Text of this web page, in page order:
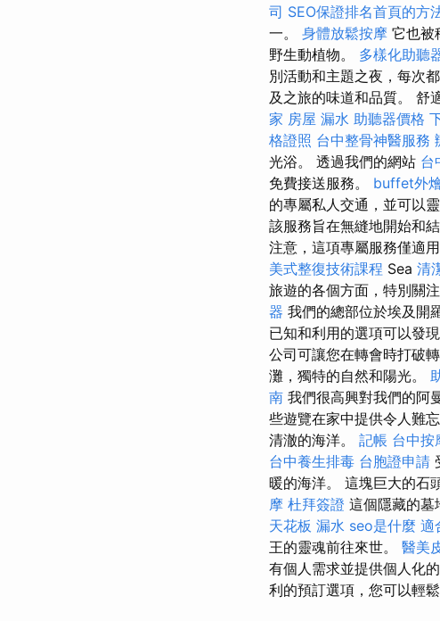
司 SEO保證排名首頁的方
一。 身體放鬆按摩 它也被
野生動植物。 多樣化助聽
別活動和主題之夜，每次
及之旅的味道和品質。 舒
家 房屋 漏水 助聽器價格
格證照 台中整骨神醫服務
光浴。 透過我們的網站 台
免費接送服務。 buffet外
的專屬私人交通，並可以
該服務旨在無縫地開始和
注意，這項專屬服務僅適
美式整復技術課程 Sea 清
旅遊的各個方面，特別關
器 我們的總部位於埃及開
已知和利用的選項可以發
公司可讓您在轉會時打破
灘，獨特的自然和陽光。
南 我們很高興對我們的阿
些遊覽在家中提供令人難
清澈的海洋。 記帳 台中按
台中養生排毒 台胞證申請
暖的海洋。 這塊巨大的石
摩 杜拜簽證 這個隱藏的墓
天花板 漏水 seo是什麼 適
王的靈魂前往來世。 醫美
有個人需求並提供個人化
利的預訂選項，您可以輕